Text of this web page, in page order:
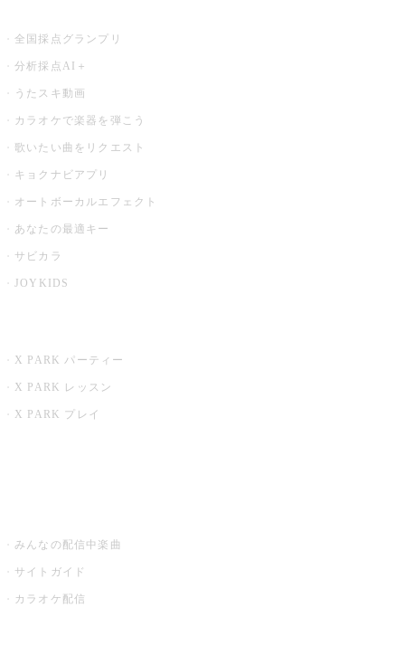
全国採点グランプリ
分析採点AI＋
うたスキ動画
カラオケで楽器を弾こう
歌いたい曲をリクエスト
キョクナビアプリ
オートボーカルエフェクト
あなたの最適キー
サビカラ
JOYKIDS
X PARK パーティー
X PARK レッスン
X PARK プレイ
みんなの配信中楽曲
サイトガイド
カラオケ配信